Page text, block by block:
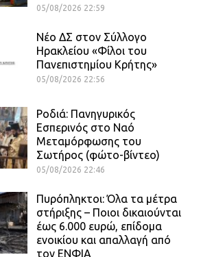
05/08/2026 22:59
Νέο ΔΣ στον Σύλλογο
Ηρακλείου «Φίλοι του
Πανεπιστημίου Κρήτης»
05/08/2026 22:56
Ροδιά: Πανηγυρικός
Εσπερινός στο Ναό
Μεταμόρφωσης του
Σωτήρος (φώτο-βίντεο)
05/08/2026 22:46
Πυρόπληκτοι: Όλα τα μέτρα
στήριξης – Ποιοι δικαιούνται
έως 6.000 ευρώ, επίδομα
ενοικίου και απαλλαγή από
τον ΕΝΦΙΑ